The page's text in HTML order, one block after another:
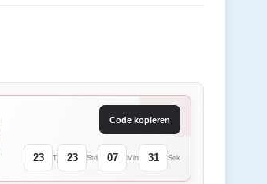
Code kopieren
23 T 23 Std 07 Min 31 Sek